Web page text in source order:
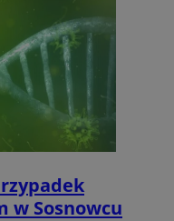
w Sosnowcu